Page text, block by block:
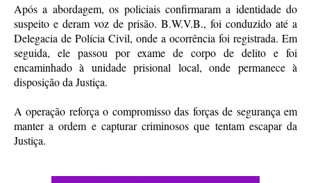
Após a abordagem, os policiais confirmaram a identidade do
suspeito e deram voz de prisão. B.W.V.B., foi conduzido até a
Delegacia de Polícia Civil, onde a ocorrência foi registrada. Em
seguida, ele passou por exame de corpo de delito e foi
encaminhado à unidade prisional local, onde permanece à
disposição da Justiça.
A operação reforça o compromisso das forças de segurança em
manter a ordem e capturar criminosos que tentam escapar da
Justiça.